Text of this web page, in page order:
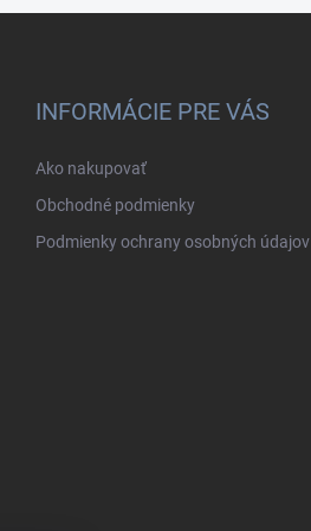
INFORMÁCIE PRE VÁS
Ako nakupovať
Obchodné podmienky
Podmienky ochrany osobných údajov